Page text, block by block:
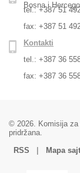
Bosna i
tel.: +387 51
fax: +387 51
Kontakti
tel.: +387 36
fax: +387 36
© 2026. Komisija za
pridržana.
RSS
| Mapa